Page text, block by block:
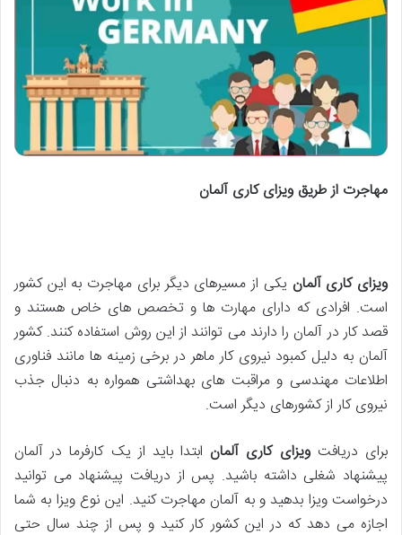
مهاجرت از طریق ویزای کاری آلمان
ویزای کاری آلمان یکی از مسیرهای دیگر برای مهاجرت به این کشور
است. افرادی که دارای مهارت ها و تخصص های خاص هستند و
قصد کار در آلمان را دارند می توانند از این روش استفاده کنند. کشور
آلمان به دلیل کمبود نیروی کار ماهر در برخی زمینه ها مانند فناوری
اطلاعات مهندسی و مراقبت های بهداشتی همواره به دنبال جذب
نیروی کار از کشورهای دیگر است.
برای دریافتویزای کاری آلمان ابتدا باید از یک کارفرما در آلمان
پیشنهاد شغلی داشته باشید. پس از دریافت پیشنهاد می توانید
درخواست ویزا بدهید و به آلمان مهاجرت کنید. این نوع ویزا به شما
اجازه می دهد که در این کشور کار کنید و پس از چند سال حتی